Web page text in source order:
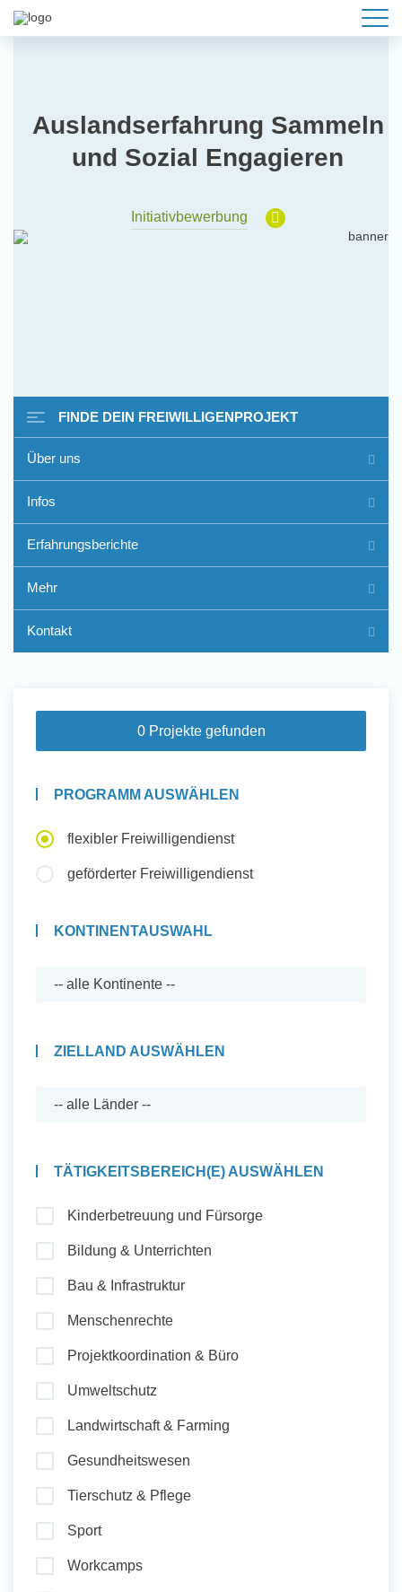
Auslandserfahrung Sammeln
und Sozial Engagieren
Initiativbewerbung
Freiwilligenarbeit im Ausland
- Erfahrungsberichte
Auslandserfahrung Sammeln
und Sozial Engagieren
Initiativbewerbung
Auslandserfahrung Sammeln
Initiativbewerbung
FINDE DEIN FREIWILLIGENPROJEKT
Über uns
Infos
Erfahrungsberichte
Mehr
Kontakt
0 Projekte gefunden
PROGRAMM AUSWÄHLEN
flexibler Freiwilligendienst
geförderter Freiwilligendienst
KONTINENTAUSWAHL
ZIELLAND AUSWÄHLEN
TÄTIGKEITSBEREICH(E) AUSWÄHLEN
Kinderbetreuung und Fürsorge
Bildung & Unterrichten
Bau & Infrastruktur
Menschenrechte
Projektkoordination & Büro
Umweltschutz
Landwirtschaft & Farming
Gesundheitswesen
Tierschutz & Pflege
Sport
Workcamps